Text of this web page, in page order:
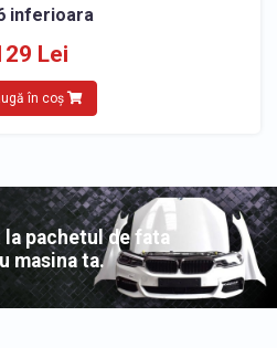
inferioara
Lei
în coș
la pachetul de fata
masina ta.